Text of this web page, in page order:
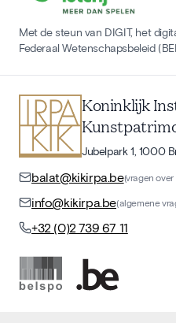
Met de steun van DIGIT, het
Federaal Wetenschapsbeleid
Koninklijk
Jubelpark 1, 1000
balat@kikirpa.be(vragen over
info@kikirpa.be(algemene
+32 (0)2 739 67 11